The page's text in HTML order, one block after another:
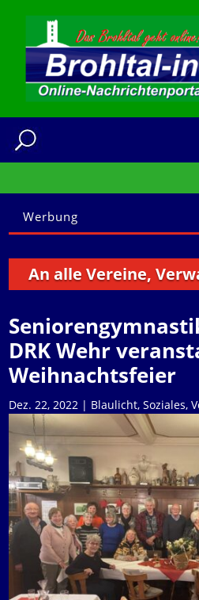
Werbung
alle Vereine,
DRK Wehr
Weihnachtsfeier
Dez. 22, 2022 | Blaulicht, Soziales,